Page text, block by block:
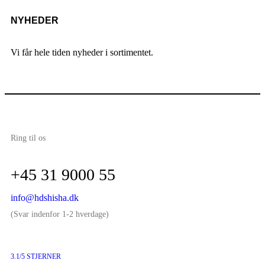
NYHEDER
Vi får hele tiden nyheder i sortimentet.
Ring til os
+45 31 9000 55
info@hdshisha.dk
(Svar indenfor 1-2 hverdage)
3.1/5 STJERNER